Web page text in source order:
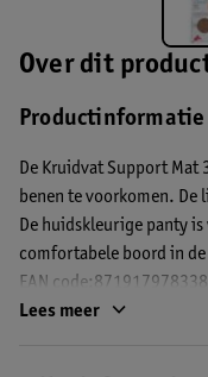
Over dit
Productinformatie
De Kruidvat Support
benen te voorkomen. De
De huidskleurige panty
comfortabele boord in
EAN
Lees meer